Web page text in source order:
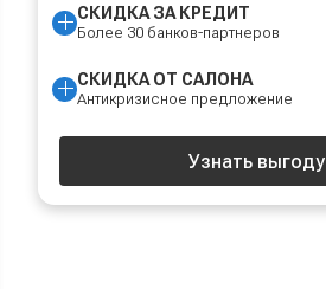
СКИДКА ЗА КРЕДИТ
Более 30 банков-партнеров
СКИДКА ОТ САЛОНА
Антикризисное предложение
Узнать выгоду